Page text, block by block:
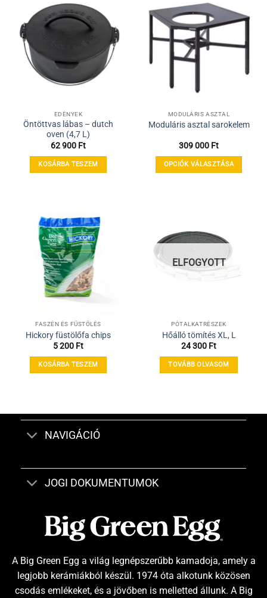
több
variációja
van.
A
választhatók
EDÉNYEK
Öntöttvas lábas – dutch
oven (4,7 L)
62 900 Ft
KOSÁRBA TESZEM
MODULÁRIS ASZTAL
Moduláris asztal sarokelem
309 000 Ft
OPCIÓK VÁLASZTÁSA
van.
változatok
FASZÉN ÉS FÜSTÖLÉS
Hickory füstölőfa chips
5 200 Ft
KOSÁRBA TESZEM
ELFOGYOTT
PÓTALKATRÉSZEK
Hőálló tömítés XL, L
24 300 Ft
TOVÁBB OLVASOM
NAVIGÁCIÓ
JOGI DOKUMENTUMOK
A Big Green Egg a világ legnépszerűbb kamadoja, amely a
legjobb kerámiákból készül. 1974 óta alkotunk közösen
csodás emlékeket, és a jövőben is melletted állunk. A Big